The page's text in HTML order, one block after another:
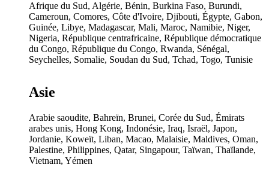
Afrique du Sud, Algérie, Bénin, Burkina Faso, Burundi,
Cameroun, Comores, Côte d'Ivoire, Djibouti, Égypte, Gabon,
Guinée, Libye, Madagascar, Mali, Maroc, Namibie, Niger,
Nigeria, République centrafricaine, République démocratique
du Congo, République du Congo, Rwanda, Sénégal,
Seychelles, Somalie, Soudan du Sud, Tchad, Togo, Tunisie
Asie
Arabie saoudite, Bahreïn, Brunei, Corée du Sud, Émirats
arabes unis, Hong Kong, Indonésie, Iraq, Israël, Japon,
Jordanie, Koweït, Liban, Macao, Malaisie, Maldives, Oman,
Palestine, Philippines, Qatar, Singapour, Taïwan, Thaïlande,
Vietnam, Yémen